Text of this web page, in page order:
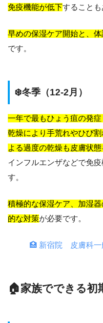
免疫機能が低下することも
早めの保湿ケア開始と、体
です。
❄️冬季（12-2月）
一年で最もひょう疽の発
乾燥により手荒れやひび
よる過度の乾燥も皮膚状
インフルエンザなどで免
す。
積極的な保湿ケア、加湿
的な対策が必要です。
🏥 新宿院 皮膚科
🏠家族でできる初